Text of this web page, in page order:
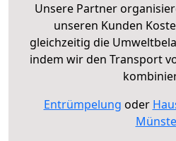
Unsere Partner
unseren Kunden
gleichzeitig die
indem wir den Transport
Entrümpelung oder